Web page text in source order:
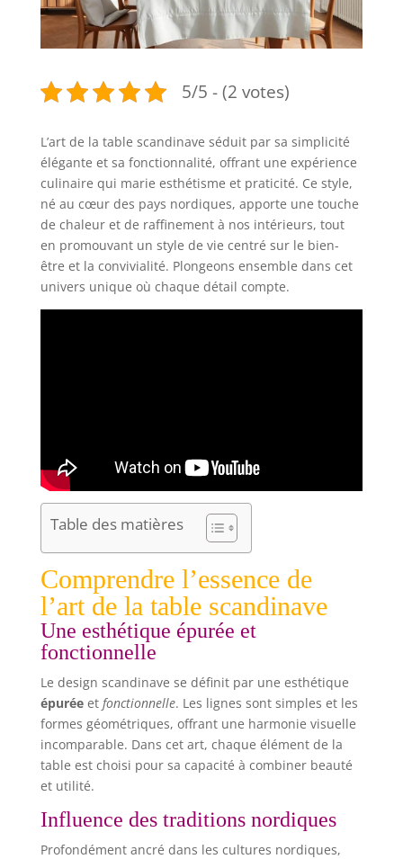
5/5 - (2 votes)
L’art de la table scandinave séduit par sa simplicité
élégante et sa fonctionnalité, offrant une expérience
culinaire qui marie esthétisme et praticité. Ce style,
né au cœur des pays nordiques, apporte une touche
de chaleur et de raffinement à nos intérieurs, tout
en promouvant un style de vie centré sur le bien-
être et la convivialité. Plongeons ensemble dans cet
univers unique où chaque détail compte.
Table des matières
Comprendre l’essence de
l’art de la table scandinave
Une esthétique épurée et
fonctionnelle
Le design scandinave se définit par une esthétique
épuréeet fonctionnelle. Les lignes sont simples et les
formes géométriques, offrant une harmonie visuelle
incomparable. Dans cet art, chaque élément de la
table est choisi pour sa capacité à combiner beauté
et utilité.
Influence des traditions nordiques
Profondément ancré dans les cultures nordiques,